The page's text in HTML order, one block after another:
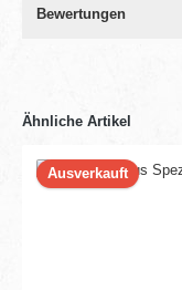
Bewertungen
Ähnliche Artikel
Ausverkauft